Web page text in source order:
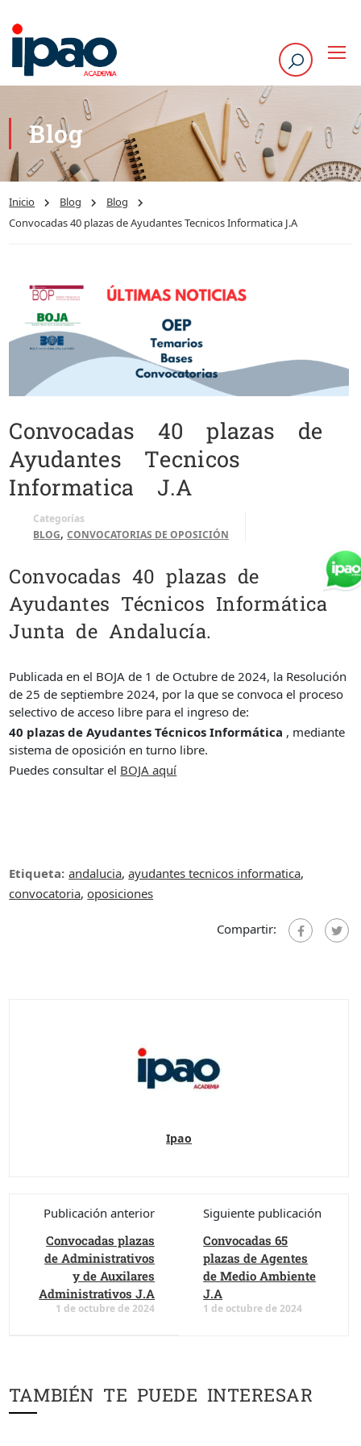
Blog
Inicio Blog
Blog
Convocadas 40 plazas de Ayudantes Tecnicos Informatica J.A
Convocadas 40 plazas de
Ayudantes Tecnicos
Informatica J.A
Categorías
BLOG,CONVOCATORIAS DE OPOSICIÓN
Convocadas 40 plazas de
Ayudantes Técnicos Informática
Junta de Andalucía.
Publicada en el BOJA de 1 de Octubre de 2024, la Resolución
de 25 de septiembre 2024, por la que se convoca el proceso
selectivo de acceso libre para el ingreso de:
40 plazas de Ayudantes Técnicos Informática , mediante
sistema de oposición en turno libre.
Puedes consultar el BOJA aquí
Etiqueta: andalucia,ayudantes tecnicos informatica,
convocatoria,oposiciones
Compartir:
Ipao
Publicación anterior
Convocadas plazas
de Administrativos
y de Auxilares
Administrativos J.A
1 de octubre de 2024
Siguiente publicación
Convocadas 65
plazas de Agentes
de Medio Ambiente
J.A
1 de octubre de 2024
TAMBIÉN TE PUEDE INTERESAR